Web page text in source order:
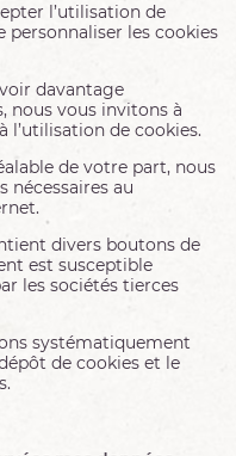
l’utilisation de
personnaliser les cookies
davantage
nous vous invitons à
de cookies.
de votre part, nous
nécessaires au
divers boutons de
est susceptible
les sociétés tierces
systématiquement
de cookies et le